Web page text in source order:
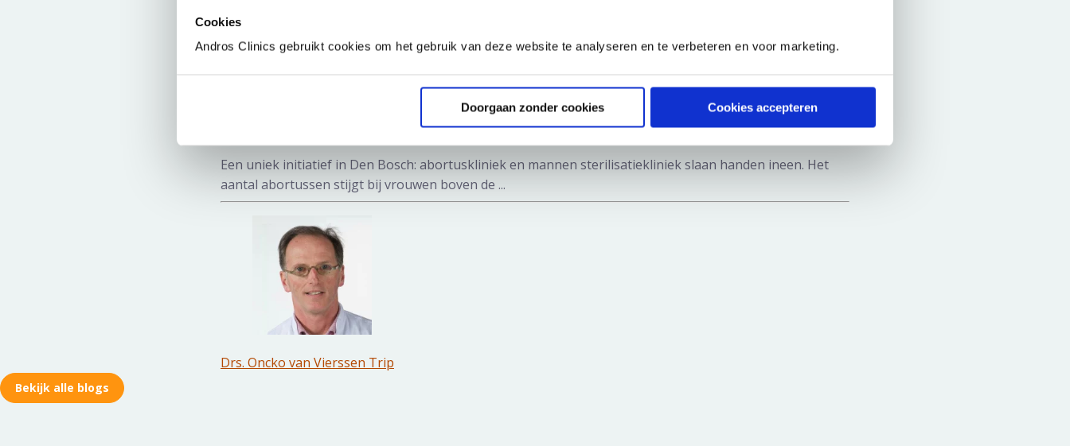
Cookies
Andros Clinics gebruikt cookies om het gebruik van deze website te analyseren en te verbeteren en voor marketing.
Doorgaan zonder cookies Cookies accepteren
Een uniek initiatief in Noord-Brabant: abortuskliniek en mannen sterilisatiekliniek slaan
Een uniek initiatief in Den Bosch: abortuskliniek en mannen sterilisatiekliniek slaan handen ineen. Het
aantal abortussen stijgt bij vrouwen boven de ...
Drs. Oncko van Vierssen Trip
Bekijk alle blogs